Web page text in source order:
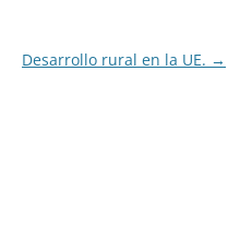
Desarrollo rural en la UE. →